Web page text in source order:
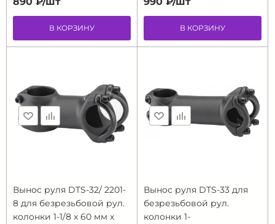
В КОРЗИНУ В КОРЗИНУ
Вынос руля DTS-32/ 2201-
8 для безрезьбовой рул.
колонки 1-1/8 х 60 мм х
Вынос руля DTS-33 для
безрезьбовой рул.
колонки 1-